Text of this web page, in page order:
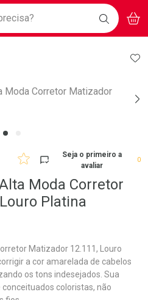
Ofertas Exclusivas!
BAIXE
O APP
BUSCAR
Seja o primeiro a
avaliar
0
Moda Corretor
Platina
Matizador 12.111, Louro
a cor amarelada de cabelos
os tons indesejados. Sua
coloristas, não